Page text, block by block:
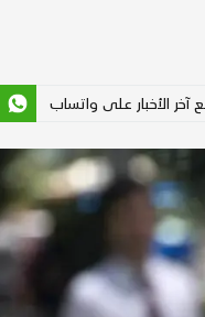
آخر الأخبار على واتساب